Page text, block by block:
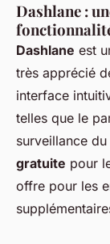
Dashlane :
Dashlane est
très apprécié
interface
telles que le
surveillance
gratuite pour
offre pour les